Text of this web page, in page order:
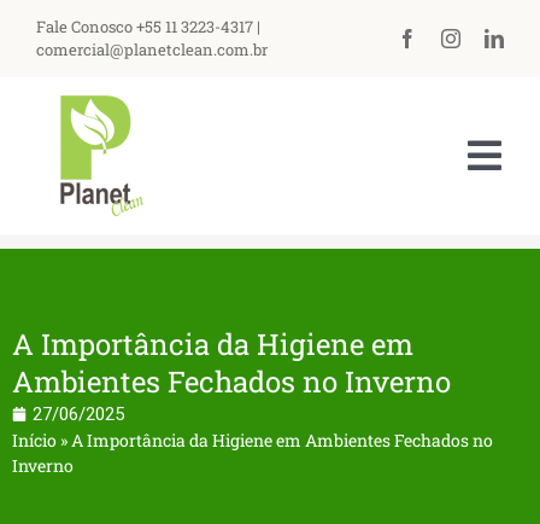
Fale Conosco +55 11 3223-4317 |
comercial@planetclean.com.br
PRODUTOS
ASSISTÊNCIA TÉCNICA
A Importância da Higiene em
Ambientes Fechados no Inverno
27/06/2025
Início » A Importância da Higiene em Ambientes Fechados no
Inverno